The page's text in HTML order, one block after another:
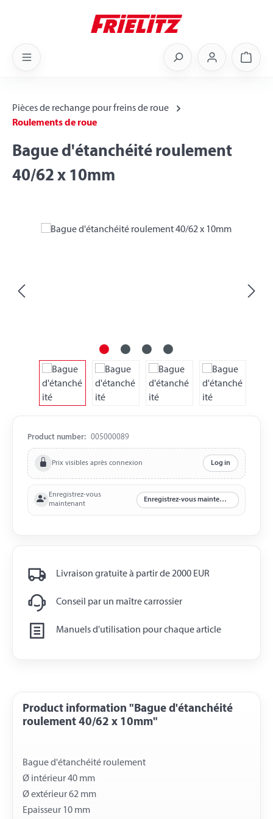
Pièces de rechange pour freins de roue
Roulements de roue
Bague d'étanchéité roulement
40/62 x 10mm
Skip image gallery
Product number: 005000089
Prix visibles après connexion Log in
Enregistrez-vous
maintenant
Enregistrez-vous maintenant
Livraison gratuite à partir de 2000 EUR
Conseil par un maître carrossier
Manuels d'utilisation pour chaque article
Product information "Bague d'étanchéité
roulement 40/62 x 10mm"
Bague d'étanchéité roulement
Ø intérieur 40 mm
Ø extérieur 62 mm